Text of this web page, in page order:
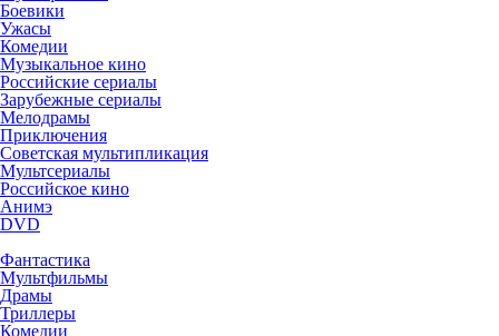
Боевики
Ужасы
Комедии
Музыкальное кино
Российские сериалы
Зарубежные сериалы
Мелодрамы
Приключения
Советская мультипликация
Мультсериалы
Российское кино
Анимэ
DVD
Фантастика
Мультфильмы
Драмы
Триллеры
Комедии